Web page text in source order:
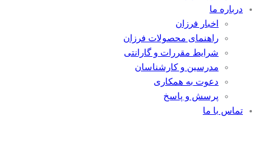
درباره ما
اخبار فرزان
راهنمای محصولات فرزان
شرایط مقررات و گارانتی
مدرسین و کارشناسان
دعوت به همکاری
پرسش و پاسخ
تماس با ما